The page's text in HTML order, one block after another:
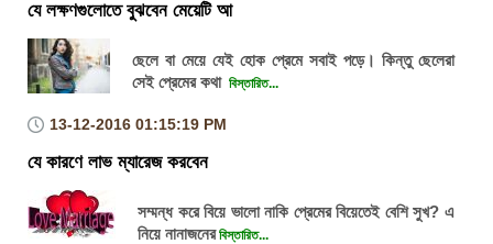
যে লক্ষণগুলোতে বুঝবেন মেয়েটি আ
ছেলে বা মেয়ে যেই হোক প্রেমে সবাই পড়ে। কিন্তু ছেলেরা
সেই প্রেমের কথা বিস্তারিত...
13-12-2016 01:15:19 PM
যে কারণে লাভ ম্যারেজ করবেন
সম্মন্ধ করে বিয়ে ভালো নাকি প্রেমের বিয়েতেই বেশি সুখ? এ
নিয়ে নানাজনেরবিস্তারিত...